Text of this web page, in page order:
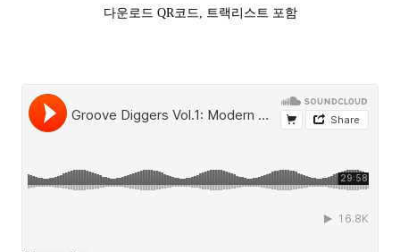
다운로드 QR코드, 트랙리스트 포함